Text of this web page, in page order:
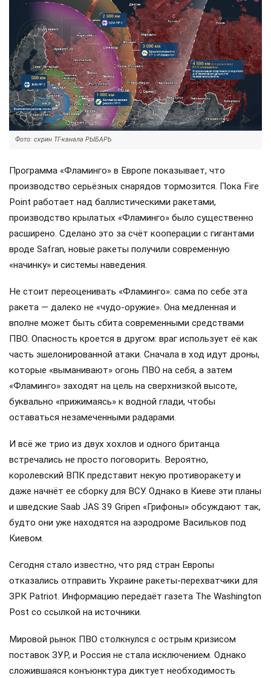
Фото: скрин ТГ-канала РЫБАРЬ
Программа «Фламинго» в Европе показывает, что
производство серьёзных снарядов тормозится. Пока Fire
Point работает над баллистическими ракетами,
производство крылатых «Фламинго» было существенно
расширено. Сделано это за счёт кооперации с гигантами
вроде Safran, новые ракеты получили современную
«начинку» и системы наведения.
Не стоит переоценивать «Фламинго»: сама по себе эта
ракета — далеко не «чудо-оружие». Она медленная и
вполне может быть сбита современными средствами
ПВО. Опасность кроется в другом: враг использует её как
часть эшелонированной атаки. Сначала в ход идут дроны,
которые «выманивают» огонь ПВО на себя, а затем
«Фламинго» заходят на цель на сверхнизкой высоте,
буквально «прижимаясь» к водной глади, чтобы
оставаться незамеченными радарами.
И всё же трио из двух хохлов и одного британца
встречались не просто поговорить. Вероятно,
королевский ВПК представит некую противоракету и
даже начнёт ее сборку для ВСУ. Однако в Киеве эти планы
и шведские Saab JAS 39 Gripen «Грифоны» обсуждают так,
будто они уже находятся на аэродроме Васильков под
Киевом.
Сегодня стало известно, что ряд стран Европы
отказались отправить Украине ракеты-перехватчики для
ЗРК Patriot. Информацию передаёт газета The Washington
Post со ссылкой на источники.
Мировой рынок ПВО столкнулся с острым кризисом
поставок ЗУР, и Россия не стала исключением. Однако
сложившаяся конъюнктура диктует необходимость